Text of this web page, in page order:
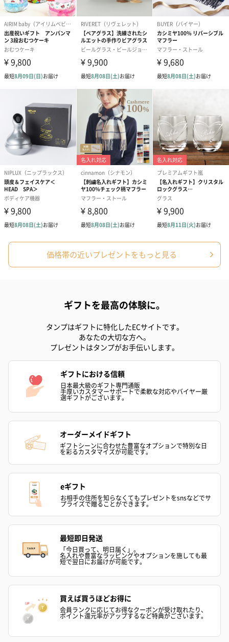
価格帯の近いプレゼントをもっと見る
ギフトを最高の体験に。
タンプはギフトに特化したECサイトです。
あなたの大切な方へ。
プレゼントはタンプがお手伝いします。
ギフトにおける信頼
日本最大級のギフト専門通販
手厚いカスタマーサポートで柔軟な対応やバイヤー厳
選ギフトがございます。
オーダーメイドギフト
ギフトシーンに合わせた豊富なオプションで特別な日
を彩るカスタマイズが可能です。
eギフト
お相手の住所を知らなくてもプレゼントをsnsなどでサ
プライズで贈ることができます。
最短即日発送
「今日買って、明日届く」。
名入れや豊富なラッピングやオプションを施しても最
短で翌日にお届けが可能です。
買えば買うほどお得に
会員ランクに応じてお得なクーポンが受け取れたり、
ポイント還元率がアップするなど特典がございます。